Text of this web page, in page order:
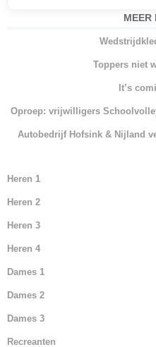
o
k
at
s
A
p
k
e
dI
n
MEER
Toppers niet
It’s
Oproep: vrijwilligers
Autobedrijf Hofsink & Nijland
Heren 1
Heren 2
Heren 3
Heren 4
Dames 1
Dames 2
Dames 3
Recreanten